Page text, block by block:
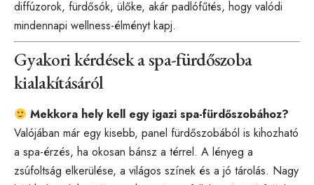
diffúzorok, fürdősók, ülőke, akár padlófűtés, hogy valódi
mindennapi wellness-élményt kapj.
Gyakori kérdések a spa-fürdőszoba
kialakításáról
Mekkora hely kell egy igazi spa-fürdőszobához?
Valójában már egy kisebb, panel fürdőszobából is kihozható
a spa-érzés, ha okosan bánsz a térrel. A lényeg a
zsúfoltság elkerülése, a világos színek és a jó tárolás. Nagy